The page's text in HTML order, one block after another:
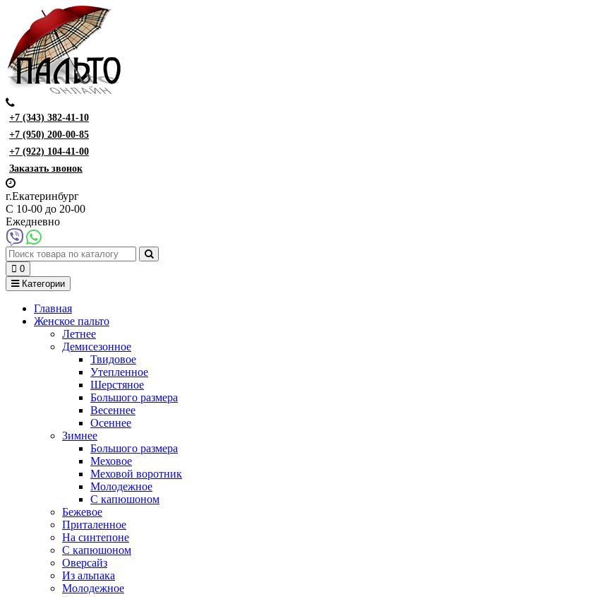
+7 (343) 382-41-10
+7 (950) 200-00-85
+7 (922) 104-41-00
Заказать звонок
г.Екатеринбург
С 10-00 до 20-00
Ежедневно
0
Категории
Главная
Женское пальто
Летнее
Демисезонное
Твидовое
Утепленное
Шерстяное
Большого размера
Весеннее
Осеннее
Зимнее
Большого размера
Меховое
Меховой воротник
Молодежное
С капюшоном
Бежевое
Приталенное
На синтепоне
С капюшоном
Оверсайз
Из альпака
Молодежное